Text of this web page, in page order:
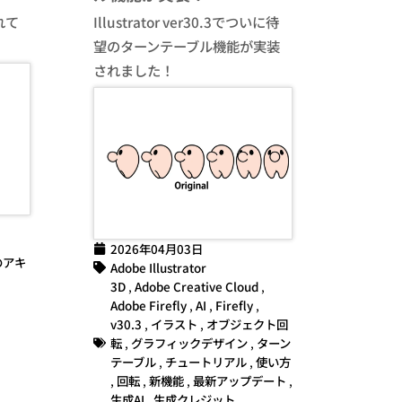
て
キ
Illustrator ver30.3でついに待
望のターンテーブル機能が実装
されました！
2026年04月03日
Adobe Illustrator
3D, Adobe Creative Cloud,
Adobe Firefly, AI , Firefly,
v30.3 , イラスト , オブジェクト回
転, グラフィックデザイン, ターン
テーブル, チュートリアル, 使い方
, 回転, 新機能, 最新アップデート ,